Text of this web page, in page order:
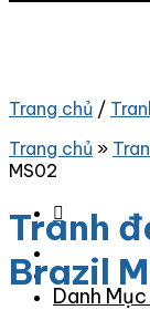
Danh
Trang chủ /
Trang chủ »
MS02
Tranh
Brazil